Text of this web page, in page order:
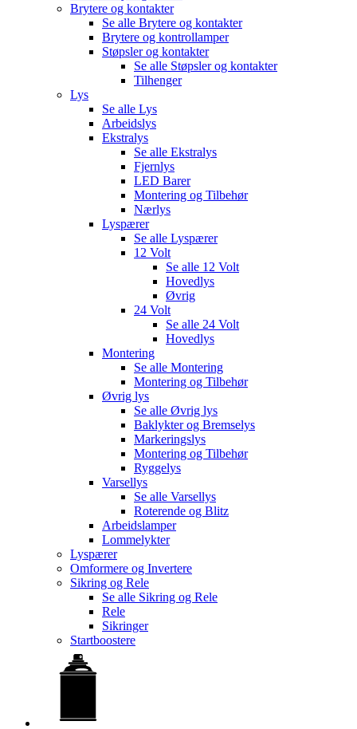
Brytere og kontakter
Se alle Brytere og kontakter
Brytere og kontrollamper
Støpsler og kontakter
Se alle Støpsler og kontakter
Tilhenger
Lys
Se alle Lys
Arbeidslys
Ekstralys
Se alle Ekstralys
Fjernlys
LED Barer
Montering og Tilbehør
Nærlys
Lyspærer
Se alle Lyspærer
12 Volt
Se alle 12 Volt
Hovedlys
Øvrig
24 Volt
Se alle 24 Volt
Hovedlys
Montering
Se alle Montering
Montering og Tilbehør
Øvrig lys
Se alle Øvrig lys
Baklykter og Bremselys
Markeringslys
Montering og Tilbehør
Ryggelys
Varsellys
Se alle Varsellys
Roterende og Blitz
Arbeidslamper
Lommelykter
Lyspærer
Omformere og Invertere
Sikring og Rele
Se alle Sikring og Rele
Rele
Sikringer
Startboostere